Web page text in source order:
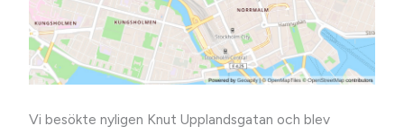
Vi besökte nyligen Knut Upplandsgatan och blev